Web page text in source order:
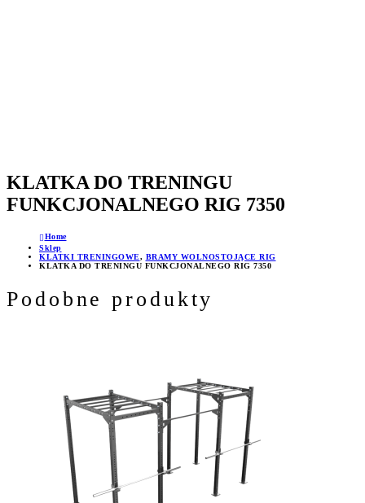
KLATKA DO TRENINGU
FUNKCJONALNEGO RIG 7350
Home
Sklep
KLATKI TRENINGOWE, BRAMY WOLNOSTOJĄCE RIG
KLATKA DO TRENINGU FUNKCJONALNEGO RIG 7350
Podobne produkty